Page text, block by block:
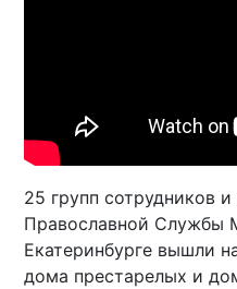
25 групп сотрудников
Православной Службы
Екатеринбурге вышли
дома престарелых и